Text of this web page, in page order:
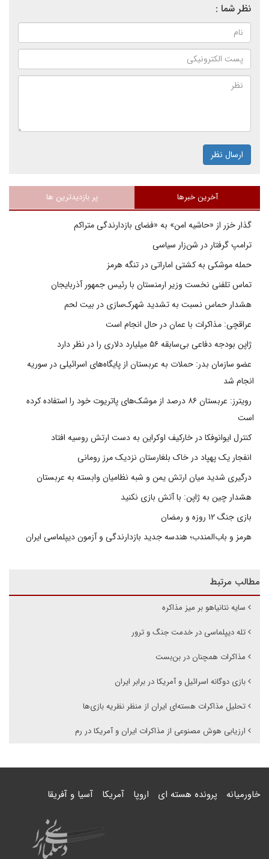
نظر شما :
ارسال نظر
آخرین خبرها پر بازدیدترین ها
گذار خزر از «حاشیه امن» به «فضای بازدارندگی متراکم
ترامپ گرفتار در شن‌زار سیاسی
حمله موشکی به کشتی اماراتی در تنگه هرمز
تماس تلفنی نخست وزیر ارمنستان با رئیس جمهور آذربایجان
هشدار حماس نسبت به تشدید شهرک‌سازی در بیت‌ لحم
عراقچی: مذاکرات با عمان در حال انجام است
ژاپن بودجه دفاعی بی‌سابقه ۵۶ میلیارد دلاری را در نظر دارد
عضو سازمان بدر: حملات به عربستان از پایگاه‌های اسرائیلی در سوریه
انجام شد
رویترز: عربستان ۸۶ درصد از موشک‌های پاتریوت خود را استفاده کرده
است
کنترل ایوانوفکا در خارکیف اوکراین به دست ارتش روسیه افتاد
انفجار یک پهپاد در خاک بلغارستان نزدیک مرز رومانی
درگیری شدید میان ارتش یمن و شبه نظامیان وابسته به عربستان
هشدار چین به ژاپن: با آتش بازی نکنید
بازی جنگ ۱۲ روزه و رمضان
هرمز و باب‌المندب؛ هندسه جدید بازدارندگی و آزمون دیپلماسی ایران
مطالب مرتبط
سایه نتانیاهو بر میز مذاکره
تله دیپلماسی در خدمت جنگ و ترور
مذاکرات همچنان در بن‌بست
بازی دوگانه اسرائیل و آمریکا در برابر ایران
تحلیل مذاکرات هسته‌ای ایران از منظر نظریه بازی‌ها
ارزیابی هوش مصنوعی از مذاکرات ایران و آمریکا در رم
خاورمیانه پرونده هسته ای اروپا آمریکا آسیا و آفریقا